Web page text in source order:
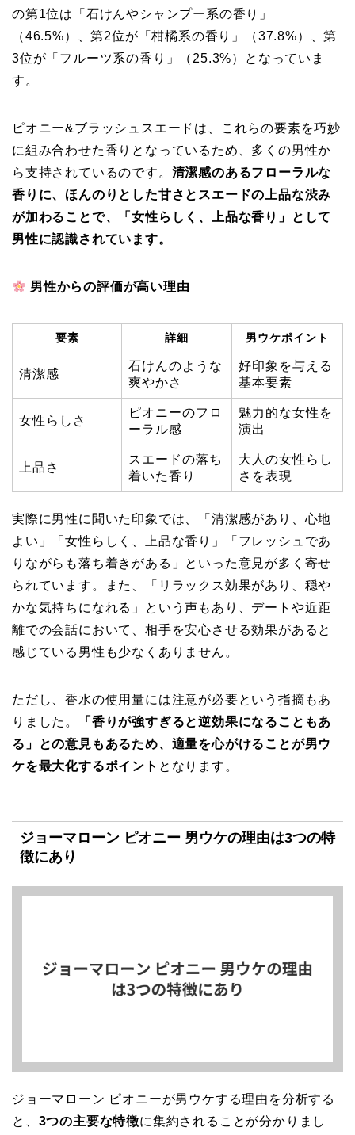
の第1位は「石けんやシャンプー系の香り」
（46.5%）、第2位が「柑橘系の香り」（37.8%）、第
3位が「フルーツ系の香り」（25.3%）となっていま
す。
ピオニー&ブラッシュスエードは、これらの要素を巧妙
に組み合わせた香りとなっているため、多くの男性か
ら支持されているのです。 清潔感のあるフローラルな
香りに、ほんのりとした甘さとスエードの上品な渋み
が加わることで、「女性らしく、上品な香り」として
男性に認識されています。
男性からの評価が高い理由
要素 詳細 男ウケポイント
清潔感
石けんのような
爽やかさ
好印象を与える
基本要素
女性らしさ
ピオニーのフロ
ーラル感
魅力的な女性を
演出
上品さ
スエードの落ち
着いた香り
大人の女性らし
さを表現
実際に男性に聞いた印象では、「清潔感があり、心地
よい」「女性らしく、上品な香り」「フレッシュであ
りながらも落ち着きがある」といった意見が多く寄せ
られています。また、「リラックス効果があり、穏や
かな気持ちになれる」という声もあり、デートや近距
離での会話において、相手を安心させる効果があると
感じている男性も少なくありません。
ただし、香水の使用量には注意が必要という指摘もあ
りました。
「香りが強すぎると逆効果になることもあ
る」との意見もあるため、適量を心がけることが男ウ
ケを最大化するポイント となります。
ジョーマローン ピオニー 男ウケの理由は3つの特
徴にあり
ジョーマローン ピオニーが男ウケする理由を分析する
と、 3つの主要な特徴に集約されることが分かりまし